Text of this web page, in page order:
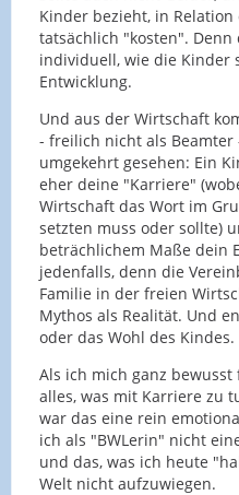
Ich gehe von den beiden
A13 mit 4 Kindern
raus. A14 Stkl 1 bei knapp
3 oder 4 Kindern
Schulleiter mit A16!!!
Dh Kinderbekommen
zur "Karriere"
Soldzuwachs.
Mir ist klar, dass Kinder
sie je nach ALter auch
Kinder je nach
müssen. Trotzdem halte
Kinder bezieht, in Relation
tatsächlich "kosten". Denn
individuell, wie die Kinder
Entwicklung.
Und aus der Wirtschaft
- freilich nicht als Beamter
umgekehrt gesehen: Ein
eher deine "Karriere"
Wirtschaft das Wort im
setzten muss oder sollte)
beträchlichem Maße dein
jedenfalls, denn die
Familie in der freien
Mythos als Realität. Und
oder das Wohl des
Als ich mich ganz
alles, was mit Karriere zu
war das eine rein
ich als "BWLerin" nicht
und das, was ich heute
Welt nicht aufzuwiegen.